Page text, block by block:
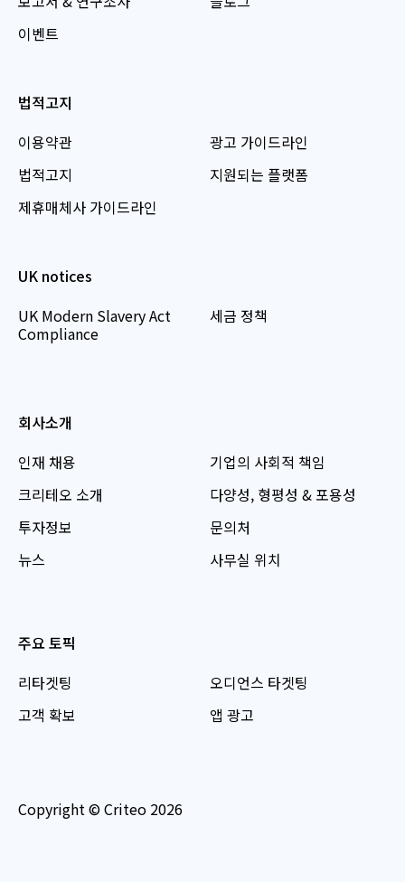
이벤트
법적고지
이용약관
법적고지
제휴매체사 가이드라인
광고 가이드라인
지원되는 플랫폼
UK notices
UK Modern Slavery Act
Compliance
세금 정책
회사소개
인재 채용
크리테오 소개
투자정보
뉴스
기업의 사회적 책임
다양성, 형평성 & 포용성
문의처
사무실 위치
주요 토픽
리타겟팅
고객 확보
오디언스 타겟팅
앱 광고
Copyright © Criteo 2026